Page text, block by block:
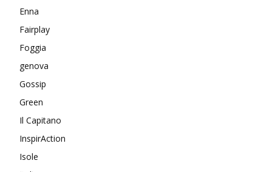
Enna
Fairplay
Foggia
genova
Gossip
Green
Il Capitano
InspirAction
Isole